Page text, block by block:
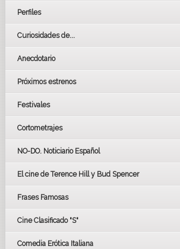
Perfiles
Curiosidades de...
Anecdotario
Próximos estrenos
Festivales
LOS OSCARS
GOYAS
BAFTA
Cortometrajes
NO-DO. Noticiario Español
El cine de Terence Hill y Bud Spencer
Frases Famosas
Cine Clasificado "S"
Comedia Erótica Italiana